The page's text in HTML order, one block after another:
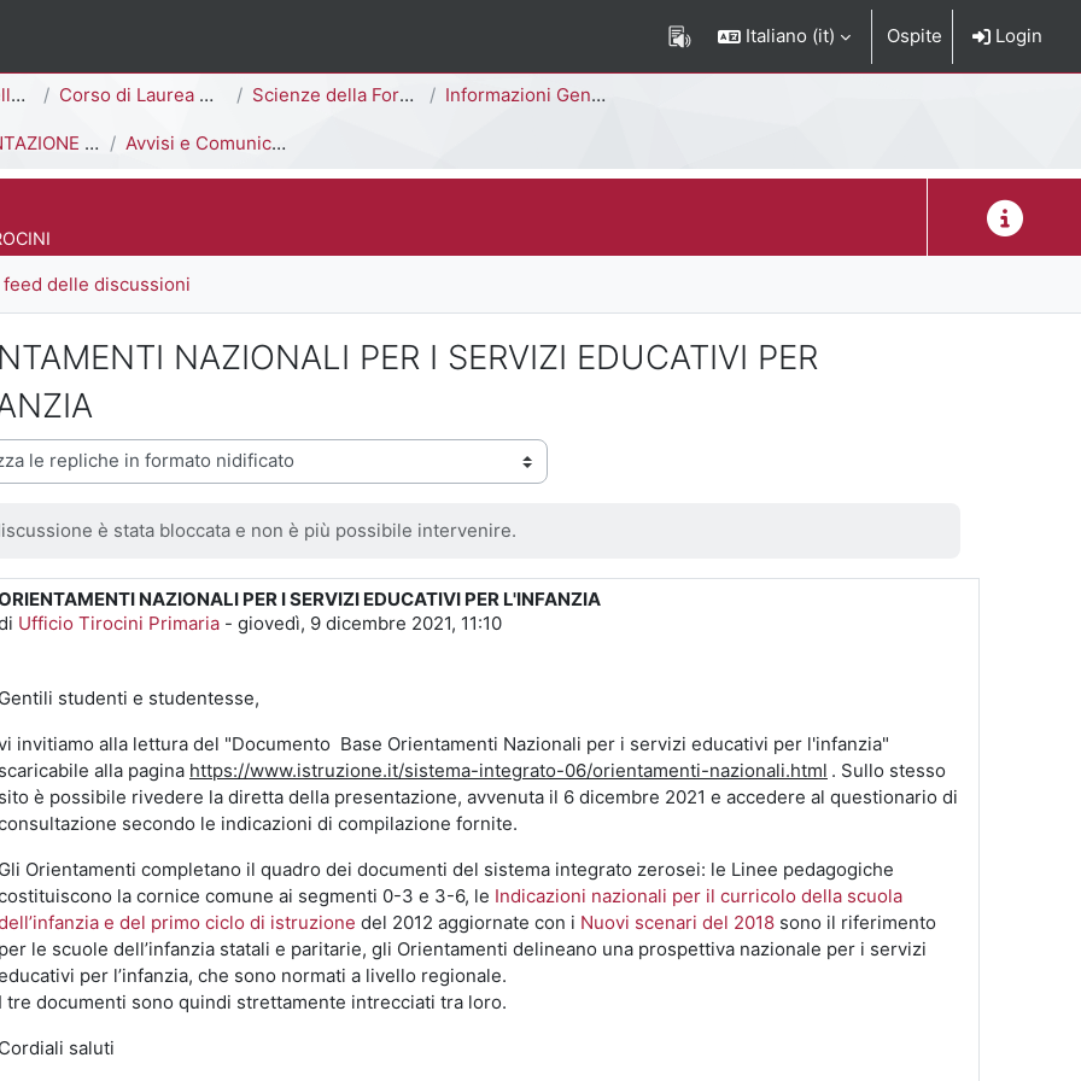
Italiano ‎(it)‎ Ospite Login
Area di Scienze della Formazione Corso di Laurea Magistrale a Ciclo Unico (5 anni) Scienze della Formazione Primaria [G8501R] Informazioni Generali del Corso di Studi
E INFORMAZIONI UTILI Avvisi e Comunicazioni generali
corso
feed delle discussioni
NAZIONALI PER I SERVIZI EDUCATIVI PER
è stata bloccata e non è più possibile intervenire.
NAZIONALI PER I SERVIZI EDUCATIVI PER L'INFANZIA
Ufficio Tirocini Primaria - giovedì, 9 dicembre 2021, 11:10
di risposte: 0
Gentili studenti e studentesse,
invitiamo alla lettura del "Documento Base Orientamenti Nazionali per i servizi educativi per l'infanzia"
scaricabile alla pagina https://www.istruzione.it/sistema-integrato-06/orientamenti-nazionali.html . Sullo stesso
sito è possibile rivedere la diretta della presentazione, avvenuta il 6 dicembre 2021 e accedere al questionario di
secondo le indicazioni di compilazione fornite.
Gli Orientamenti completano il quadro dei documenti del sistema integrato zerosei: le Linee pedagogiche
la cornice comune ai segmenti 0-3 e 3-6, le Indicazioni nazionali per il curricolo della scuola
e del primo ciclo di istruzione del 2012 aggiornate con i Nuovi scenari del 2018 sono il riferimento
per le scuole dell’infanzia statali e paritarie, gli Orientamenti delineano una prospettiva nazionale per i servizi
per l’infanzia, che sono normati a livello regionale.
I tre documenti sono quindi strettamente intrecciati tra loro.
Cordiali saluti